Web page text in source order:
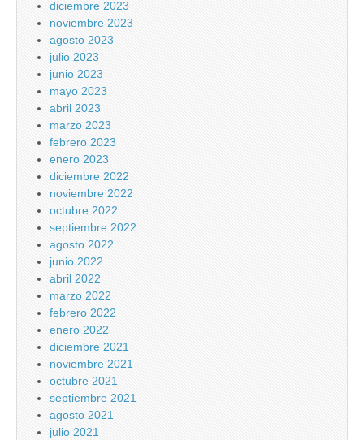
diciembre 2023
noviembre 2023
agosto 2023
julio 2023
junio 2023
mayo 2023
abril 2023
marzo 2023
febrero 2023
enero 2023
diciembre 2022
noviembre 2022
octubre 2022
septiembre 2022
agosto 2022
junio 2022
abril 2022
marzo 2022
febrero 2022
enero 2022
diciembre 2021
noviembre 2021
octubre 2021
septiembre 2021
agosto 2021
julio 2021